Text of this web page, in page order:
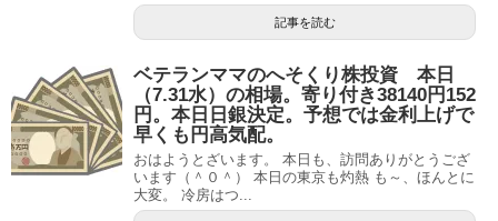
記事を読む
ベテランママのへそくり株投資 本日
（7.31水）の相場。寄り付き38140円152
円。本日日銀決定。予想では金利上げで
早くも円高気配。
おはようとざいます。 本日も、訪問ありがとうござ
います（＾０＾） 本日の東京も灼熱 も～、ほんとに
大変。 冷房はつ...